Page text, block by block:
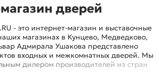
дверей
- это интернет-магазин и выставочные
магазинах в Кунцево, Медведково,
Адмирала Ушакова представлено
входных и межкомнатных дверей. Мы
дилером производителей из стран